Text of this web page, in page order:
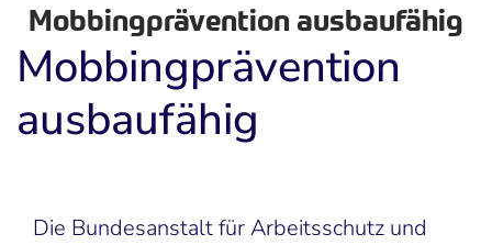
Mobbingprävention ausbaufähig
Mobbingprävention
ausbaufähig
Die Bundesanstalt für Arbeitsschutz und